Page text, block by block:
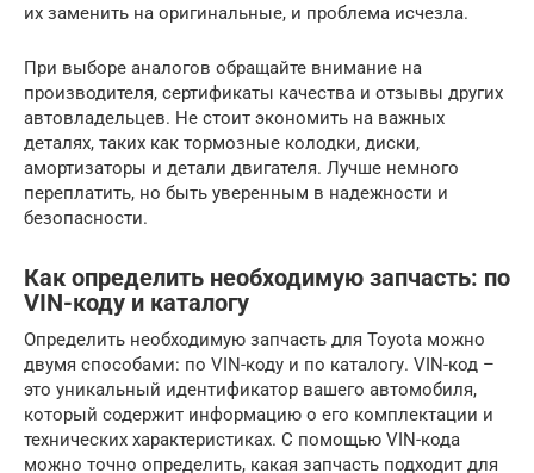
их заменить на оригинальные, и проблема исчезла.
При выборе аналогов обращайте внимание на
производителя, сертификаты качества и отзывы других
автовладельцев. Не стоит экономить на важных
деталях, таких как тормозные колодки, диски,
амортизаторы и детали двигателя. Лучше немного
переплатить, но быть уверенным в надежности и
безопасности.
Как определить необходимую запчасть: по
VIN-коду и каталогу
Определить необходимую запчасть для Toyota можно
двумя способами: по VIN-коду и по каталогу. VIN-код –
это уникальный идентификатор вашего автомобиля,
который содержит информацию о его комплектации и
технических характеристиках. С помощью VIN-кода
можно точно определить, какая запчасть подходит для